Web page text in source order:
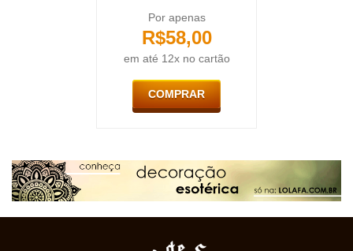
Por apenas
R$58,00
em até 12x no cartão
COMPRAR